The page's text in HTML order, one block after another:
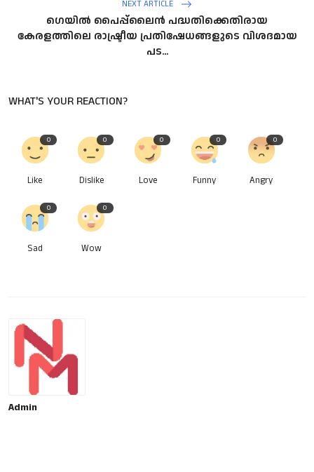
NEXT ARTICLE
ഗെയിൽ പൈപ്പ്‌ലൈൻ പദ്ധതിക്കെതിരായ
കേരളത്തിലെ രാഷ്ട്രീയ പ്രതിഷേധങ്ങളുടെ വിശദമായ
പട...
WHAT'S YOUR REACTION?
0
Like
0
Dislike
0
Love
0
Funny
0
Angry
0
Sad
0
Wow
Admin